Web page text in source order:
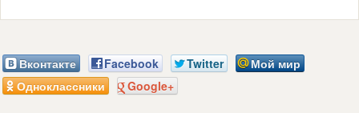
Вконтакте Facebook Twitter
Мой мир
Одноклассники
Google+